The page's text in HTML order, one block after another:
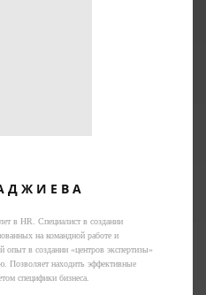
в HR. Специалист в создании
на командной работе и
опыт в создании «центров экспертизы»
Позволяет находить эффективные
специфики бизнеса.